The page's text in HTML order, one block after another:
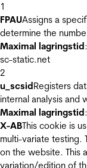
1
FPAUAssigns a
determine the
Maximal lagringstid
sc-static.net
2
u_scsidRegisters
internal analysis and
Maximal lagringstid
X-ABThis cookie is
multi-variate testing.
on the website. This
variation/edition of